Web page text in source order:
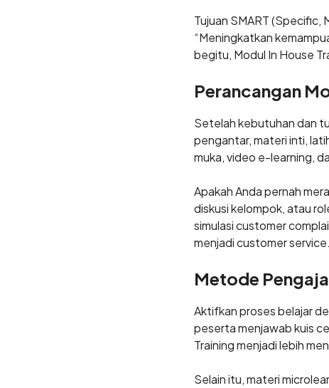
Tujuan SMART
“Meningkatkan
begitu, Modul In House
Perancangan
Setelah kebutuhan dan
pengantar, materi inti,
muka, video e-learning,
Apakah Anda pernah
diskusi kelompok, atau
simulasi customer
menjadi customer
Metode
Aktifkan proses belajar
peserta menjawab kuis
Training menjadi lebih
Selain itu, materi